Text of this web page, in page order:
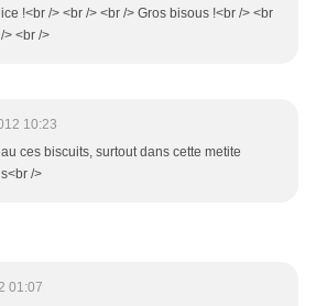
!<br /> <br /> <br /> Gros bisous !<br /> <br
> <br />
10:23
ces biscuits, surtout dans cette metite
/>
01:07